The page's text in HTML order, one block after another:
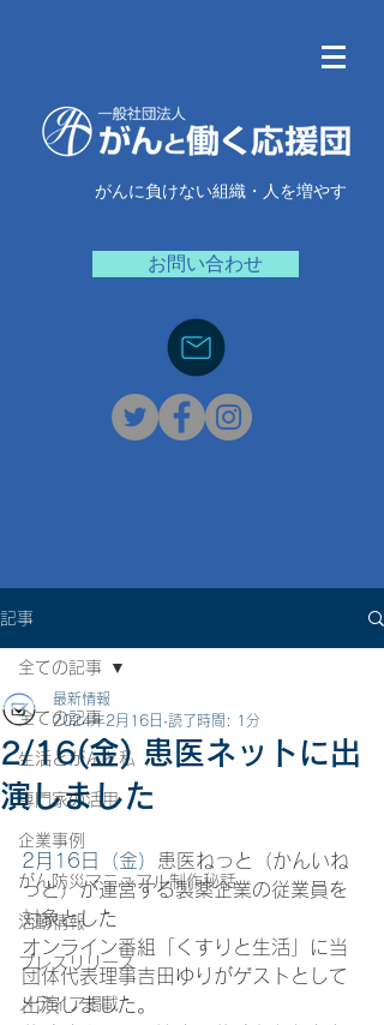
がんに負けない組織・人を増やす
お問い合わせ
記事
全ての記事
生活とがんと私
専門家の活用
企業事例
がん防災マニュアル制作秘話
活動情報
プレスリリース
メディア掲載
全ての記事
2/16(金) 患医ネットに出
演しました
最新情報
2024年2月16日 読了時間: 1分
2月16日（金）
患医ねっと（かんいね
っと）が運営する製薬企業の従業員を
対象とした
オンライン番組「くすりと生活」に当
団体代表理事吉田ゆりがゲストとして
出演しました。